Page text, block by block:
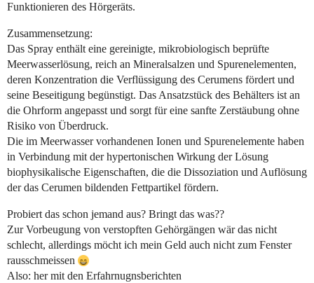
Funktionieren des Hörgeräts.
Zusammensetzung:
Das Spray enthält eine gereinigte, mikrobiologisch beprüfte
Meerwasserlösung, reich an Mineralsalzen und Spurenelementen,
deren Konzentration die Verflüssigung des Cerumens fördert und
seine Beseitigung begünstigt. Das Ansatzstück des Behälters ist an
die Ohrform angepasst und sorgt für eine sanfte Zerstäubung ohne
Risiko von Überdruck.
Die im Meerwasser vorhandenen Ionen und Spurenelemente haben
in Verbindung mit der hypertonischen Wirkung der Lösung
biophysikalische Eigenschaften, die die Dissoziation und Auflösung
der das Cerumen bildenden Fettpartikel fördern.
Probiert das schon jemand aus? Bringt das was??
Zur Vorbeugung von verstopften Gehörgängen wär das nicht
schlecht, allerdings möcht ich mein Geld auch nicht zum Fenster
rausschmeissen
Also: her mit den Erfahrnugnsberichten